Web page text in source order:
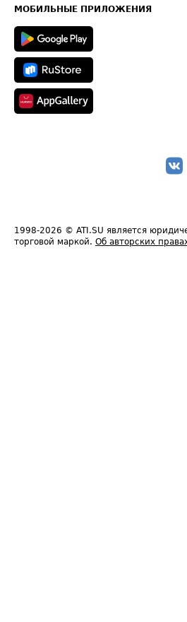
Техническая информация
МОБИЛЬНЫЕ ПРИЛОЖЕНИЯ
1998-2026 © ATI.SU является
торговой маркой. Об авторских